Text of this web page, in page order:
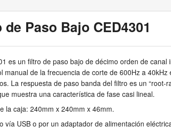
Paso Bajo CED4301
es un filtro de paso bajo de décimo orden de canal
manual de la frecuencia de corte de 600Hz a 40kHz
La respuesta de paso banda del filtro es un “root-
muestra una característica de fase casi lineal.
la caja: 240mm x 240mm x 46mm.
vía USB o por un adaptador de alimentación